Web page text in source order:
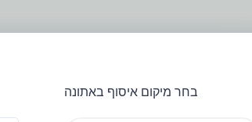
בחר מיקום איסוף באתונה